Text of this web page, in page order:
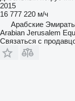
2015
16 777 220 м/ч
Арабские
Arabian Jerusalem
Связаться с